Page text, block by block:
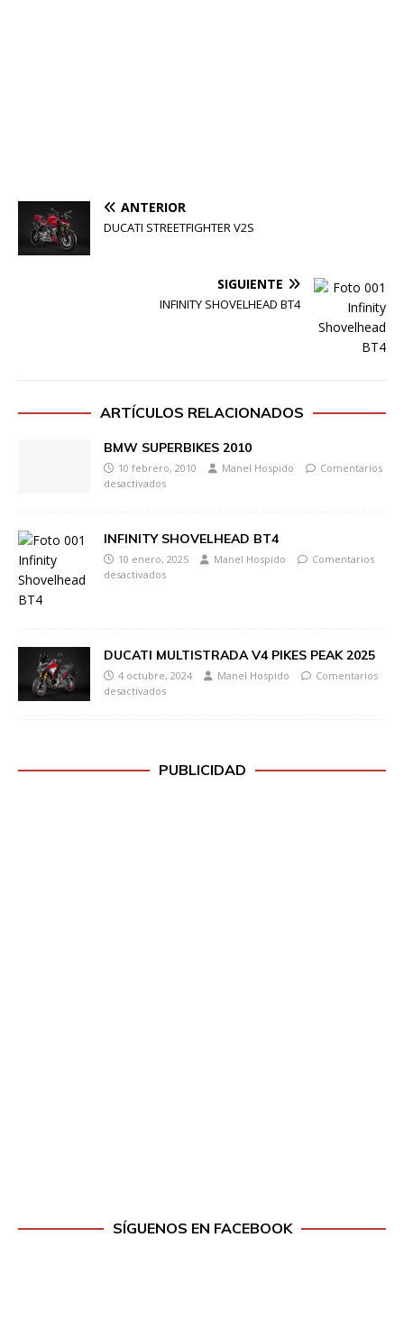
ANTERIOR
DUCATI STREETFIGHTER V2S
SIGUIENTE
INFINITY SHOVELHEAD BT4
ARTÍCULOS RELACIONADOS
BMW SUPERBIKES 2010
10 febrero, 2010 Manel Hospido
Comentarios
desactivados
INFINITY SHOVELHEAD BT4
10 enero, 2025 Manel Hospido
Comentarios
desactivados
DUCATI MULTISTRADA V4 PIKES PEAK 2025
4 octubre, 2024 Manel Hospido
Comentarios
desactivados
PUBLICIDAD
SÍGUENOS EN FACEBOOK